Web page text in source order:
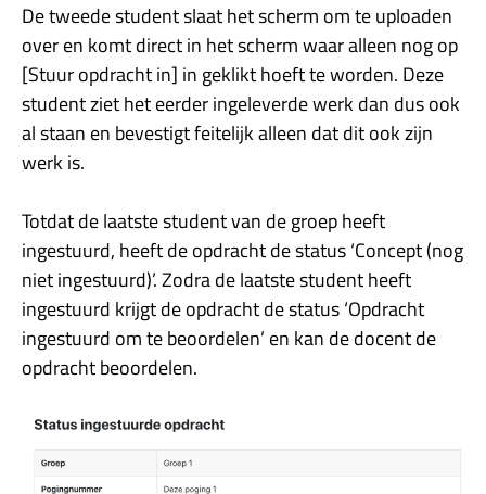
De tweede student slaat het scherm om te uploaden
over en komt direct in het scherm waar alleen nog op
[Stuur opdracht in] in geklikt hoeft te worden. Deze
student ziet het eerder ingeleverde werk dan dus ook
al staan en bevestigt feitelijk alleen dat dit ook zijn
werk is.
Totdat de laatste student van de groep heeft
ingestuurd, heeft de opdracht de status ‘Concept (nog
niet ingestuurd)’. Zodra de laatste student heeft
ingestuurd krijgt de opdracht de status ‘Opdracht
ingestuurd om te beoordelen’ en kan de docent de
opdracht beoordelen.